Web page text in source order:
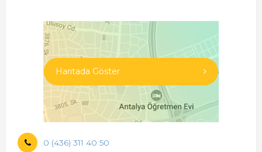
Haritada Göster
0 (436) 311 40 50